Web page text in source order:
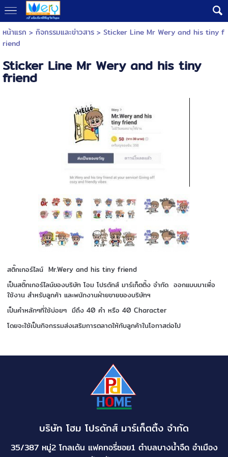
หน้าแรก > กิจกรรมและข่าวสาร > Sticker Line Mr Wery and his tiny f
riend
Sticker Line Mr Wery and his tiny
friend
สติ๊กเกอร์ไลน์ Mr.Wery and his tiny friend
เป็นสติ๊กเกอร์ไลน์ของบริษัท โอม โปรดักส์ มาร์เก็ตติ้ง จำกัด ออกแบบมาเพื่อ
ใช้งาน สำหรับลูกค้า และพนักงานฝ่ายขายของบริษัทฯ
เป็นคำหลักๆที่ใช้บ่อยๆ มึถึง 40 คำ หรือ 40 Character
โดยจะใช้เป็นกิจกรรมส่งเสริมการตลาดให้กับลูกค้าในโอกาสต่อไป
บริษัท โฮม โปรดักส์ มาร์เก็ตติ้ง จำกัด
35/387 หมู่2 โกลเด้น แฟคทอรี่ซอย1 ตำบลบางน้ำจืด อำเมือง